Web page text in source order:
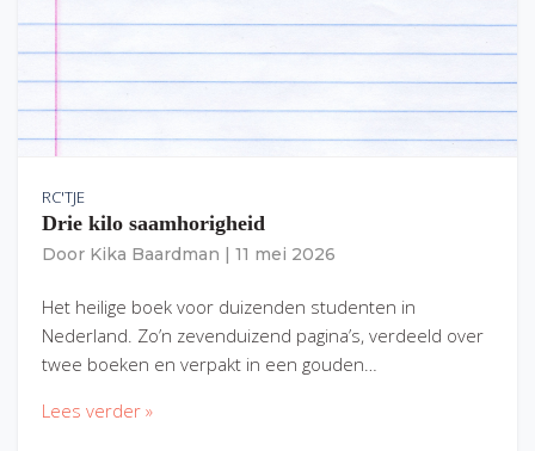
RC'TJE
Drie kilo saamhorigheid
Door Kika Baardman 11 mei 2026
Het heilige boek voor duizenden studenten in
Nederland. Zo’n zevenduizend pagina’s, verdeeld over
twee boeken en verpakt in een gouden…
Lees verder »